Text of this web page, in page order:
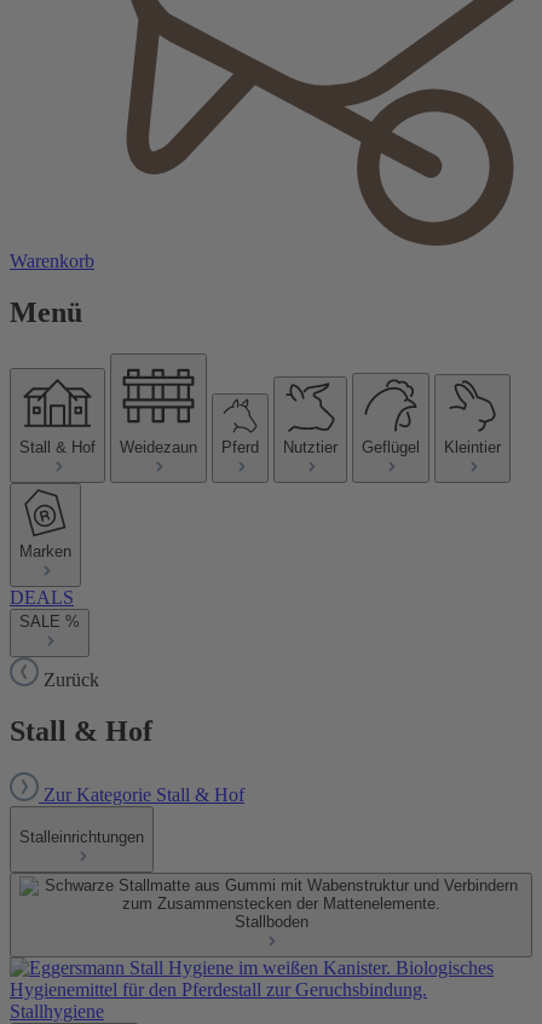
Warenkorb
Menü
Stall & Hof Weidezaun Pferd Nutztier Geflügel Kleintier
Marken
DEALS
SALE %
Zurück
Stall & Hof
Zur Kategorie Stall & Hof
Stalleinrichtungen
Stallboden
Stallhygiene